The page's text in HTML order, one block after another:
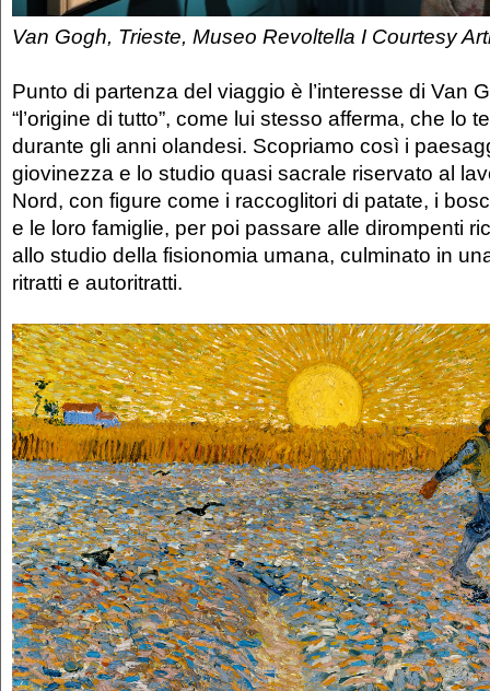
Van Gogh, Trieste, Museo Revoltella I Courtesy
Punto di partenza del viaggio è l’interesse di Van
“l’origine di tutto”, come lui stesso afferma, che lo
durante gli anni olandesi. Scopriamo così i
giovinezza e lo studio quasi sacrale riservato al
Nord, con figure come i raccoglitori di patate, i
e le loro famiglie, per poi passare alle dirompenti
allo studio della fisionomia umana, culminato in
ritratti e autoritratti.